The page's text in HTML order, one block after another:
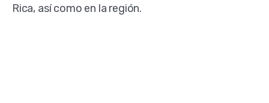
Rica, así como en la región.